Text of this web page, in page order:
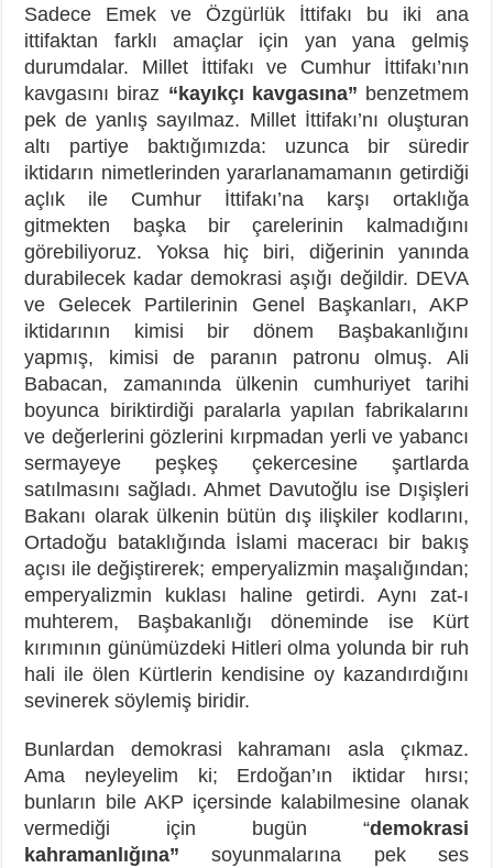
Sadece Emek ve Özgürlük İttifakı bu iki ana
ittifaktan farklı amaçlar için yan yana gelmiş
durumdalar. Millet İttifakı ve Cumhur İttifakı’nın
kavgasını biraz “kayıkçı kavgasına” benzetmem
pek de yanlış sayılmaz. Millet İttifakı’nı oluşturan
altı partiye baktığımızda: uzunca bir süredir
iktidarın nimetlerinden yararlanamamanın getirdiği
açlık ile Cumhur İttifakı’na karşı ortaklığa
gitmekten başka bir çarelerinin kalmadığını
görebiliyoruz. Yoksa hiç biri, diğerinin yanında
durabilecek kadar demokrasi aşığı değildir. DEVA
ve Gelecek Partilerinin Genel Başkanları, AKP
iktidarının kimisi bir dönem Başbakanlığını
yapmış, kimisi de paranın patronu olmuş. Ali
Babacan, zamanında ülkenin cumhuriyet tarihi
boyunca biriktirdiği paralarla yapılan fabrikalarını
ve değerlerini gözlerini kırpmadan yerli ve yabancı
sermayeye peşkeş çekercesine şartlarda
satılmasını sağladı. Ahmet Davutoğlu ise Dışişleri
Bakanı olarak ülkenin bütün dış ilişkiler kodlarını,
Ortadoğu bataklığında İslami maceracı bir bakış
açısı ile değiştirerek; emperyalizmin maşalığından;
emperyalizmin kuklası haline getirdi. Aynı zat-ı
muhterem, Başbakanlığı döneminde ise Kürt
kırımının günümüzdeki Hitleri olma yolunda bir ruh
hali ile ölen Kürtlerin kendisine oy kazandırdığını
sevinerek söylemiş biridir.
Bunlardan demokrasi kahramanı asla çıkmaz.
Ama neyleyelim ki; Erdoğan’ın iktidar hırsı;
bunların bile AKP içersinde kalabilmesine olanak
vermediği için bugün “demokrasi
kahramanlığına” soyunmalarına pek ses